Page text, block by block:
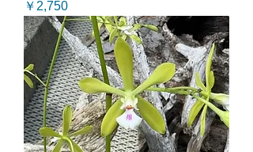
価格
￥2,750